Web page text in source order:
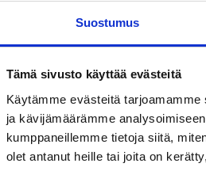
Suostumus
Tämä sivusto käyttää evästeitä
Käytämme evästeitä
ja kävijämäärämme
kumppaneillemme tietoja siitä,
olet antanut heille tai joita on
Turbo